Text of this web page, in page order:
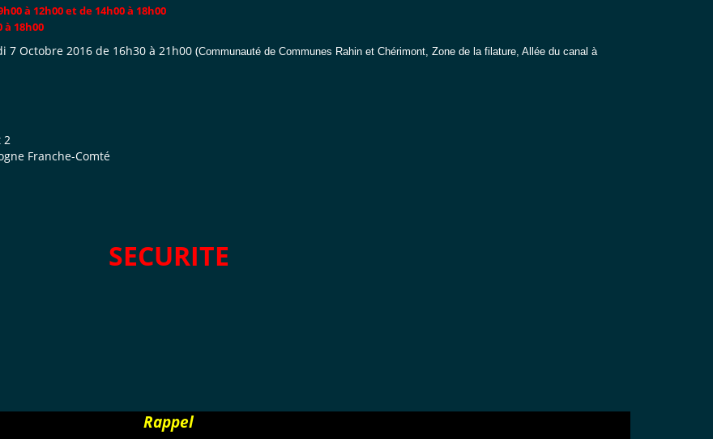
à 12h00 et de 14h00 à 18h00
à 18h00
7 Octobre 2016 de 16h30 à 21h00 (Communauté de Communes Rahin et Chérimont, Zone de la filature, Allée du canal à
2
Franche-Comté
SECURITE
Rappel